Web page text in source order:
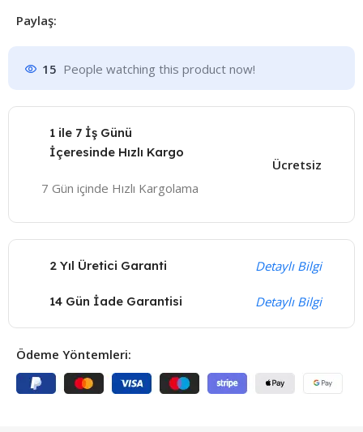
Paylaş:
15 People watching this product now!
1 ile 7 İş Günü
İçeresinde Hızlı Kargo
7 Gün içinde Hızlı Kargolama
Ücretsiz
2 Yıl Üretici Garanti Detaylı Bilgi
14 Gün İade Garantisi Detaylı Bilgi
Ödeme Yöntemleri: